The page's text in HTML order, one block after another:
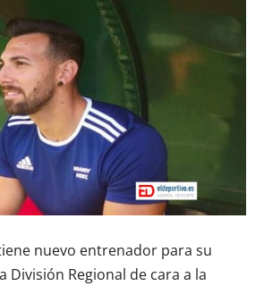
nuevo entrenador para su
División Regional de cara a la